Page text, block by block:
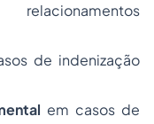
de indenização
em casos de